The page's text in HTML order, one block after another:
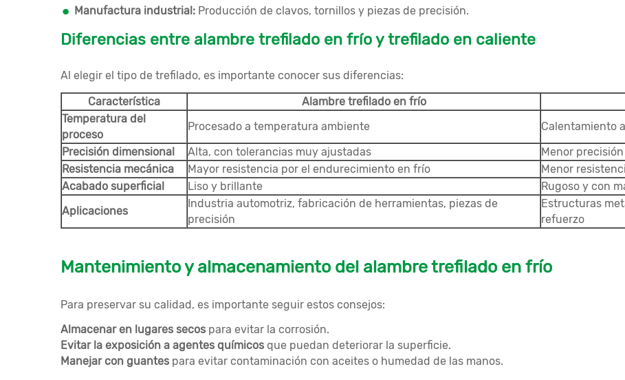
Manufactura industrial: Producción de clavos, tornillos y piezas de precisión.
Diferencias entre alambre trefilado en frío y trefilado en caliente
Al elegir el tipo de trefilado, es importante conocer sus diferencias:
Característica
Alambre trefilado en frío
Temperatura del
proceso
Procesado a temperatura ambiente
Calentamiento
Precisión dimensional
Alta, con tolerancias muy ajustadas
Menor
Resistencia mecánica
Mayor resistencia por el endurecimiento en frío
Menor
Acabado superficial
Liso y brillante
Rugoso y con
Aplicaciones
Industria automotriz, fabricación de herramientas, piezas de
precisión
Estructuras
refuerzo
Mantenimiento y almacenamiento del alambre trefilado en frío
Para preservar su calidad, es importante seguir estos consejos:
Almacenar en lugares secos para evitar la corrosión.
Evitar la exposición a agentes químicos que puedan deteriorar la superficie.
Manejar con guantes para evitar contaminación con aceites o humedad de las manos.